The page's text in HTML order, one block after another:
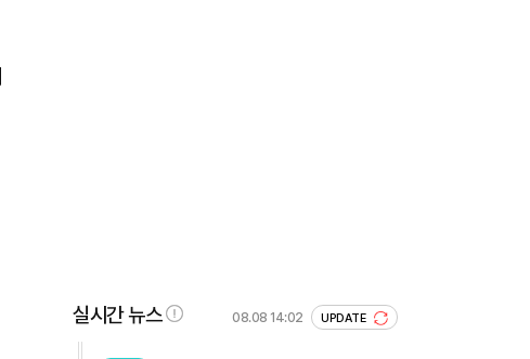
실시간 뉴스 08.08 14:02 UPDATE